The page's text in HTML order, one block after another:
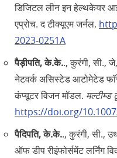
डिजिटल लीन इन हेल्थकेयर
एप्रोच. द टीक्यूएम जर्नल.
2023-0251A
पैड़ीपति, के.के.., कुरंगी, सी.,
नेटवर्क असिस्टेड आटोमेटेड
कंप्यूटर विजन मॉडल. मल्टीम्ड
https://doi.org/
पैदिपति, के.के.., कुरंगी, सी.,
ऑफ डीप रीइंफोर्समेंट लर्निंग